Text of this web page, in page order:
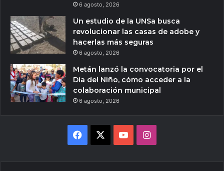
6 agosto, 2026
Un estudio de la UNSa busca
revolucionar las casas de adobe y
hacerlas más seguras
6 agosto, 2026
Metán lanzó la convocatoria por el
Día del Niño, cómo acceder a la
colaboración municipal
6 agosto, 2026
Facebook YouTubeInstagram